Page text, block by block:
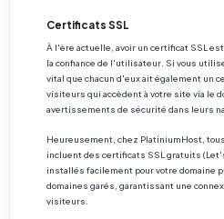
Certificats SSL
À l'ère actuelle, avoir un certificat SSL
la confiance de l'utilisateur. Si vous
vital que chacun d'eux ait également un
visiteurs qui accèdent à votre site via le
avertissements de sécurité dans leurs
Heureusement, chez PlatiniumHost,
incluent des certificats SSL gratuits
installés facilement pour votre domaine
domaines garés, garantissant une
visiteurs.